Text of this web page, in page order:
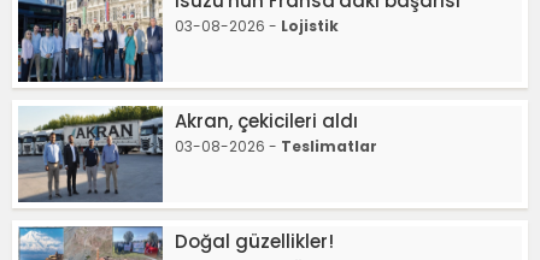
03-08-2026 - Lojistik
Akran, çekicileri aldı
03-08-2026 - Teslimatlar
Doğal güzellikler!